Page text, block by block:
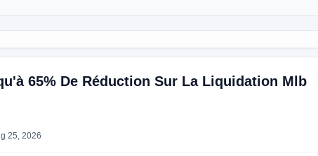
65% De Réduction Sur La Liquidation Mlb
25, 2026